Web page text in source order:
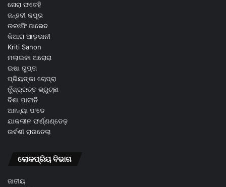
ନୋରା ଫତେହି
ଜନ୍ହବୀ କପୂର
ଉରଃଫି ଜାଭେଦ
କିଆରା ଆଡ଼ଭାନୀ
Kriti Sanon
ମଲାଇକା ଅରୋରା
ଇଷା ଗୁପ୍ତା
ପ୍ରିୟଙ୍କା ଚୋପ୍ରା
ନୁଁଶ୍ର୍ରତ୍ତ ଭ୍ରୁଚ୍ଛା
ଦିଶା ପାଟାନି
ଅନନ୍ୟା ପଂଡେ
ଯାକଲୀନ ଫର୍ଣ୍ଣଣ୍ଡେଜ଼
ଉର୍ବଶୀ ରାଉତେଲା
ଲୋକପ୍ରିୟ ବିଭାଗ
ଜାତୀୟ